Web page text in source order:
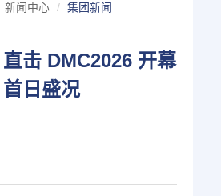
新闻中心 集团新闻
击 DMC2026 开幕
首日盛况